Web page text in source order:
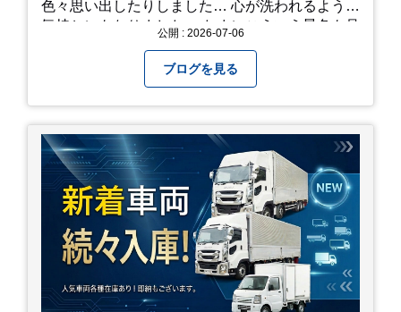
色々思い出したりしました… 心が洗われるような
気持ちにもなりました。 たまにこういう景色も見
番になりますが皆様方くれぐれもご自愛ください
公開 : 2026-07-06
ブログを見る